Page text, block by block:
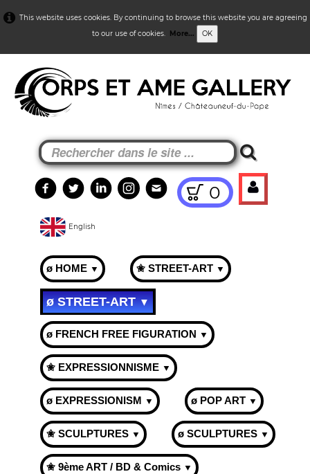
This website uses cookies. By continuing to browse this website you are agreeing
to our use of cookies. More... OK
0
English
ø HOME ▼ ✬ STREET-ART ▼
ø STREET-ART▼
ø FRENCH FREE FIGURATION ▼
✬ EXPRESSIONNISME ▼
ø EXPRESSIONISM ▼ ø POP ART ▼
✬ SCULPTURES ▼ ø SCULPTURES ▼
✬ 9ème ART / BD & Comics ▼